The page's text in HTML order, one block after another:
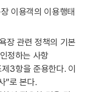
이용객의 이용행태
장 관련 정책의 기본
정하는 사항
3항을 준용한다. 이
”로 본다.